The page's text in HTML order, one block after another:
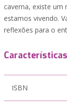
caverna, existe um
estamos vivendo.
reflexões para o
Características
ISBN